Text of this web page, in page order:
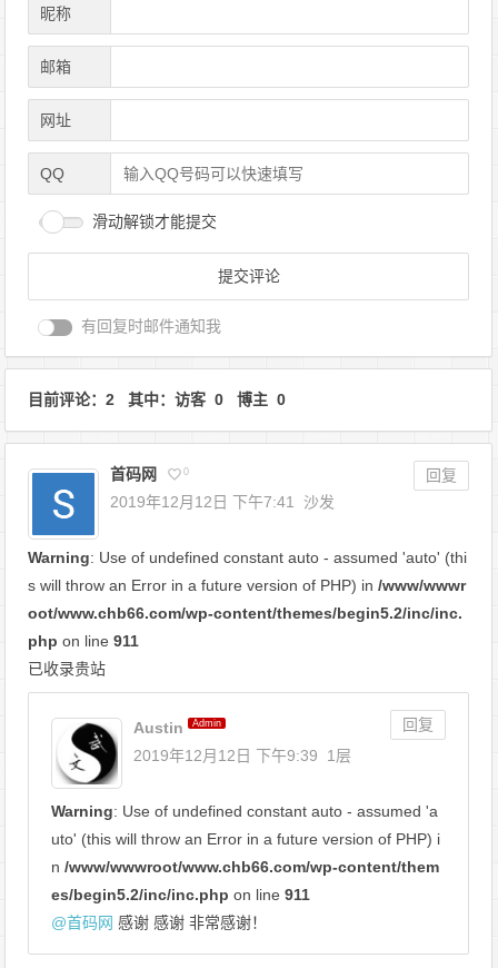
昵称
邮箱
网址
QQ
滑动解锁才能提交
有回复时邮件通知我
目前评论：2 其中：访客 0 博主 0
首码网 0
回复
2019年12月12日 下午7:41
沙发
Warning: Use of undefined constant auto - assumed 'auto' (thi
s will throw an Error in a future version of PHP) in/www/wwwr
oot/www.chb66.com/wp-content/themes/begin5.2/inc/inc.
php on line911
已收录贵站
Austin Admin
回复
2019年12月12日 下午9:39
1层
Warning: Use of undefined constant auto - assumed 'a
uto' (this will throw an Error in a future version of PHP) i
n/www/wwwroot/www.chb66.com/wp-content/them
es/begin5.2/inc/inc.php on line911
@首码网 感谢 感谢 非常感谢！